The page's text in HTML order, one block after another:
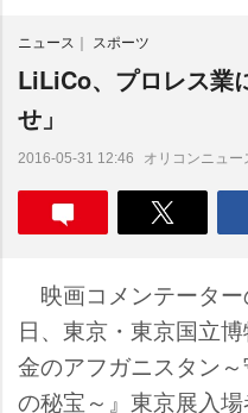
ニュース スポーツ
LiLiCo、プロレス業
せ」
2016-05-31 12:46 オリコンニュー
映画コメンテーター
日、東京・東京国立
金のアフガニスタン
の秘宝～』東京展入